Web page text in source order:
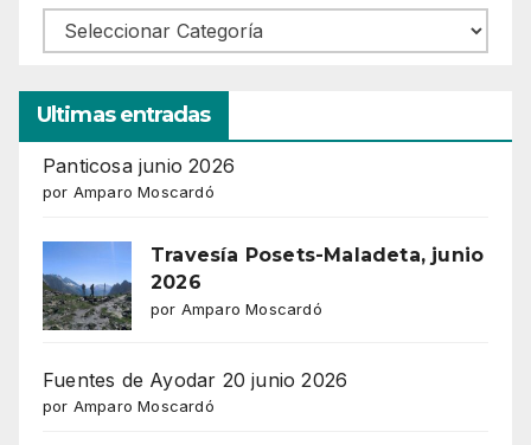
Ultimas entradas
Panticosa junio 2026
por Amparo Moscardó
Travesía Posets-Maladeta, junio
2026
por Amparo Moscardó
Fuentes de Ayodar 20 junio 2026
por Amparo Moscardó